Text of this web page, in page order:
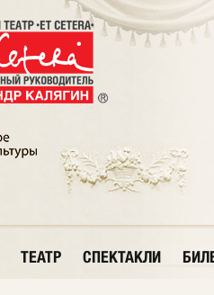
ТЕАТР СПЕКТАКЛИ